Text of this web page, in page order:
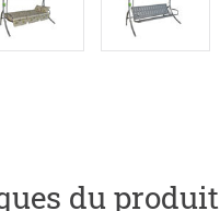
du produit